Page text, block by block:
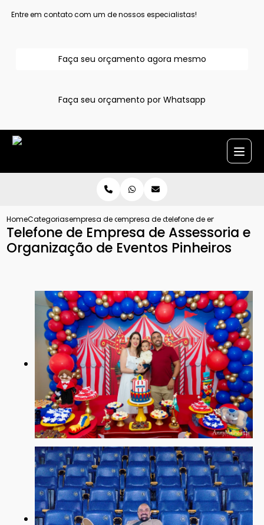
Entre em contato com um de nossos especialistas!
Faça seu orçamento agora mesmo
Faça seu orçamento por Whatsapp
HomeCategoriasempresa de assessoria de eventos
empresa de assessoria cerimonial em
telefone de empresa de
Telefone de Empresa de Assessoria e
Organização de Eventos Pinheiros